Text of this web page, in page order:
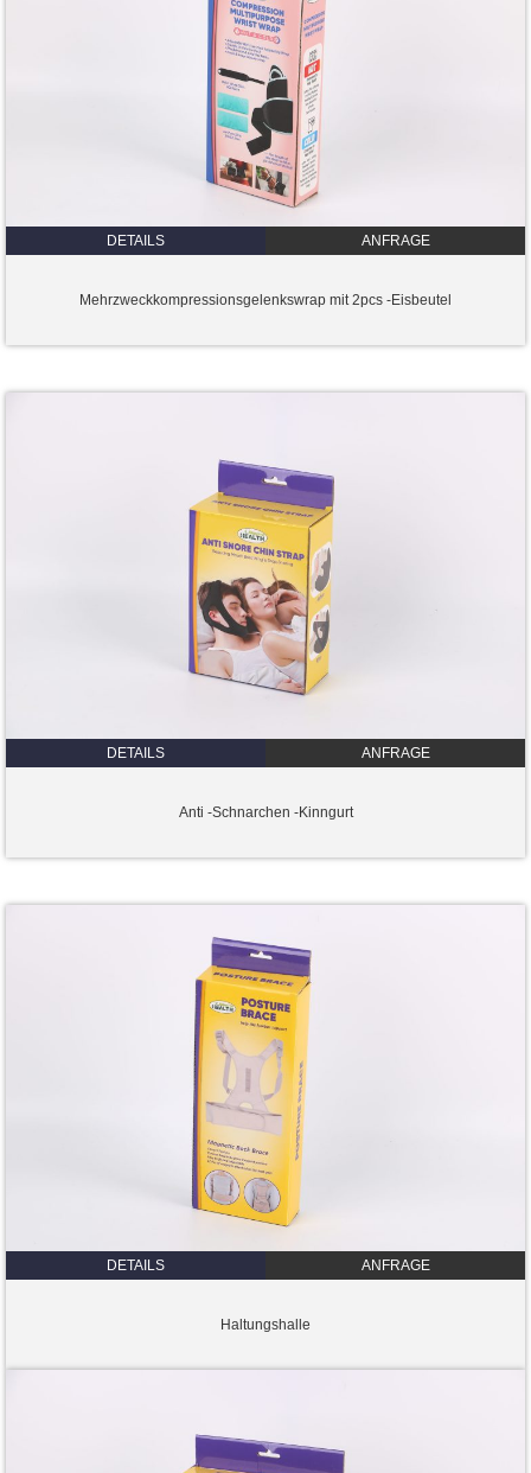
DETAILS ANFRAGE
Mehrzweckkompressionsgelenkswrap mit 2pcs -Eisbeutel
DETAILS ANFRAGE
Anti -Schnarchen -Kinngurt
DETAILS ANFRAGE
Haltungshalle